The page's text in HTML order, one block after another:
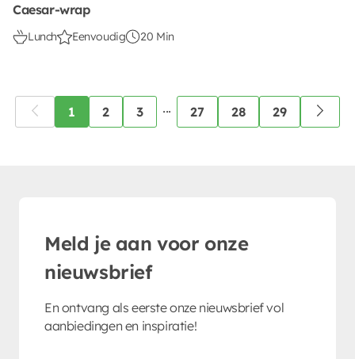
Caesar-wrap
Lunch Eenvoudig 20 Min
1 2 3 ... 27 28 29
Meld je aan voor onze
nieuwsbrief
En ontvang als eerste onze nieuwsbrief vol
aanbiedingen en inspiratie!